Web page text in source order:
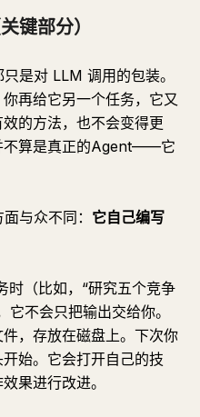
键部分）
是对 LLM 调用的包装。
再给它另一个任务，它又
的方法，也不会变得更
算是真正的Agent——它
与众不同： 它自己编写
（比如，“研究五个竞争
不会只把输出交给你。
，存放在磁盘上。下次你
始。它会打开自己的技
果进行改进。